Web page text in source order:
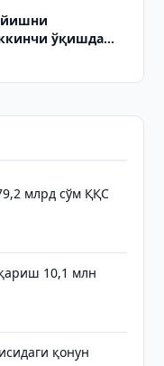
ўқишда
млрд сўм ҚҚС
10,1 млн
қонун